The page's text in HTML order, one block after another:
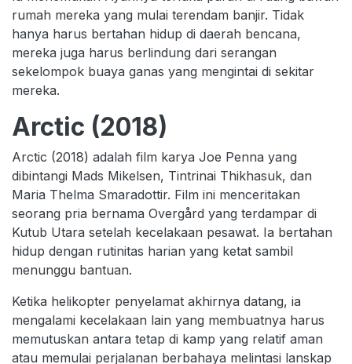
rumah mereka yang mulai terendam banjir. Tidak
hanya harus bertahan hidup di daerah bencana,
mereka juga harus berlindung dari serangan
sekelompok buaya ganas yang mengintai di sekitar
mereka.
Arctic (2018)
Arctic (2018) adalah film karya Joe Penna yang
dibintangi Mads Mikelsen, Tintrinai Thikhasuk, dan
Maria Thelma Smaradottir. Film ini menceritakan
seorang pria bernama Overgård yang terdampar di
Kutub Utara setelah kecelakaan pesawat. Ia bertahan
hidup dengan rutinitas harian yang ketat sambil
menunggu bantuan.
Ketika helikopter penyelamat akhirnya datang, ia
mengalami kecelakaan lain yang membuatnya harus
memutuskan antara tetap di kamp yang relatif aman
atau memulai perjalanan berbahaya melintasi lanskap